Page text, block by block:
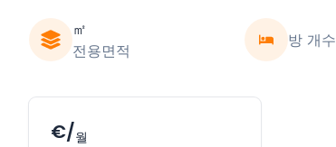
㎡
전용면적
방 개수
€/월